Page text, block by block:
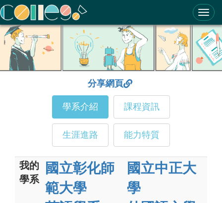
ColleGo! 大學選才與高中育才輔助系統
分享網頁
學系介紹 課程資訊
生涯進路 能力特質
我的
學系
國立彰化師
範大學
國立中正大
學